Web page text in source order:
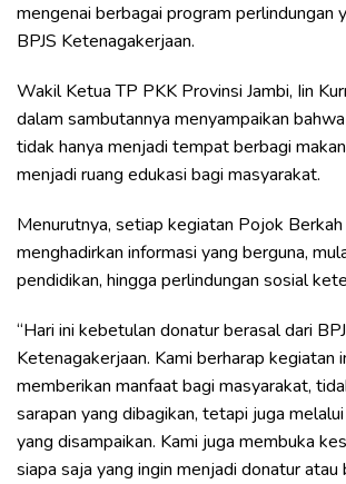
mengenai berbagai program perlindungan
BPJS Ketenagakerjaan.
Wakil Ketua TP PKK Provinsi Jambi, Iin
dalam sambutannya menyampaikan
tidak hanya menjadi tempat berbagi
menjadi ruang edukasi bagi masyarakat.
Menurutnya, setiap kegiatan Pojok
menghadirkan informasi yang berguna,
pendidikan, hingga perlindungan sosial
“Hari ini kebetulan donatur berasal dari
Ketenagakerjaan. Kami berharap kegiatan
memberikan manfaat bagi masyarakat,
sarapan yang dibagikan, tetapi juga
yang disampaikan. Kami juga membuka
siapa saja yang ingin menjadi donatur atau